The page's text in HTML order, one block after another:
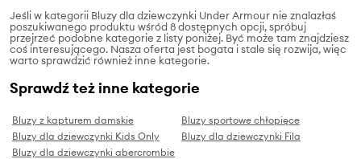
Jeśli w kategorii Bluzy dla dziewczynki Under Armour nie znalazłaś
poszukiwanego produktu wśród 8 dostępnych opcji, spróbuj
przejrzeć podobne kategorie z listy poniżej. Być może tam znajdziesz
coś interesującego. Nasza oferta jest bogata i stale się rozwija, więc
warto sprawdzić również inne kategorie.
Sprawdź też inne kategorie
Bluzy z kapturem damskie
Bluzy sportowe chłopięce
Bluzy dla dziewczynki Kids Only
Bluzy dla dziewczynki Fila
Bluzy dla dziewczynki abercrombie